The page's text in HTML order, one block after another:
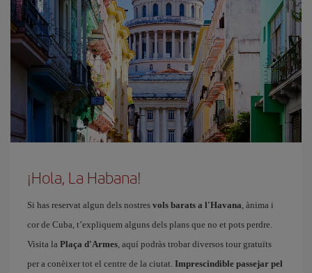
¡Hola, La Habana!
Si has reservat algun dels nostres vols barats a l'Havana, ànima i
cor de Cuba, t’expliquem alguns dels plans que no et pots perdre.
Visita la Plaça d'Armes, aquí podràs trobar diversos tour gratuïts
per a conèixer tot el centre de la ciutat. Imprescindible passejar pel